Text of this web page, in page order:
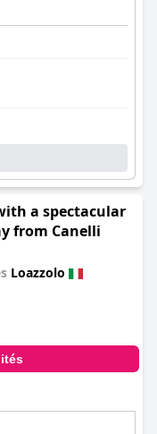
a spectacular
from Canelli
Loazzolo